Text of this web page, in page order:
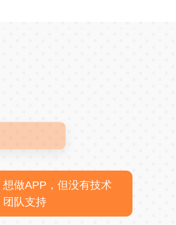
想做APP，但没有技术
团队支持